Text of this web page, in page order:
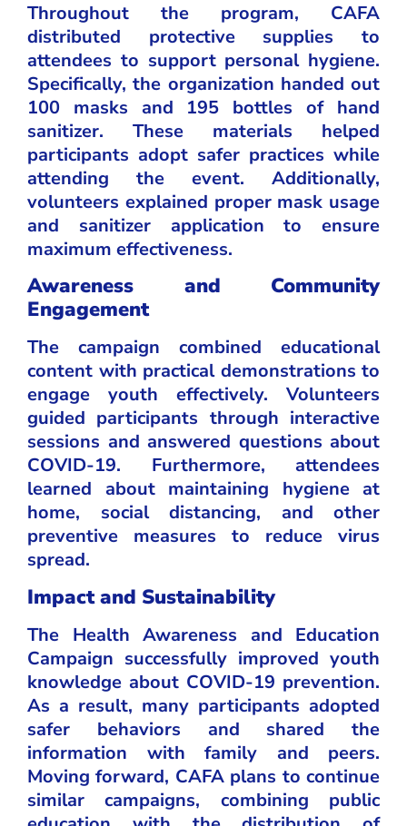
Throughout the program, CAFA
distributed protective supplies to
attendees to support personal hygiene.
Specifically, the organization handed out
100 masks and 195 bottles of hand
sanitizer. These materials helped
participants adopt safer practices while
attending the event. Additionally,
volunteers explained proper mask usage
and sanitizer application to ensure
maximum effectiveness.
Awareness and Community
Engagement
The campaign combined educational
content with practical demonstrations to
engage youth effectively. Volunteers
guided participants through interactive
sessions and answered questions about
COVID-19. Furthermore, attendees
learned about maintaining hygiene at
home, social distancing, and other
preventive measures to reduce virus
spread.
Impact and Sustainability
The Health Awareness and Education
Campaign successfully improved youth
knowledge about COVID-19 prevention.
As a result, many participants adopted
safer behaviors and shared the
information with family and peers.
Moving forward, CAFA plans to continue
similar campaigns, combining public